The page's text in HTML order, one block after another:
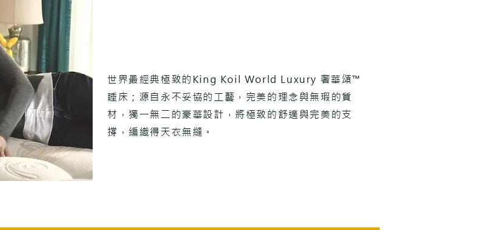
世界最經典極致的King Koil World Luxury 奢華頌™
睡床； 源自永不妥協的工藝，完美的理念與無瑕的質
材， ​獨一無二的豪華設計，將極致的舒適與完美的支
撐， 編織得天衣無縫。